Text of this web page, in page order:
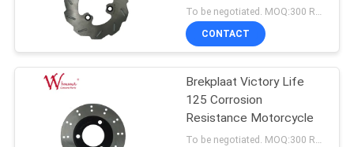
To be negotiated. MOQ:300 Reeksen voor sleeporde voor het testen van de kwaliteit.
CONTACT
Brekplaat Victory Life
125 Corrosion
Resistance Motorcycle
To be negotiated. MOQ:300 Reeksen voor sleeporde voor het testen van de kwaliteit.